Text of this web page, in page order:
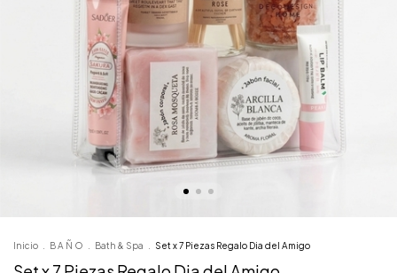
Inicio B A Ñ O Bath & Spa Set x 7 Piezas Regalo Dia del Amigo